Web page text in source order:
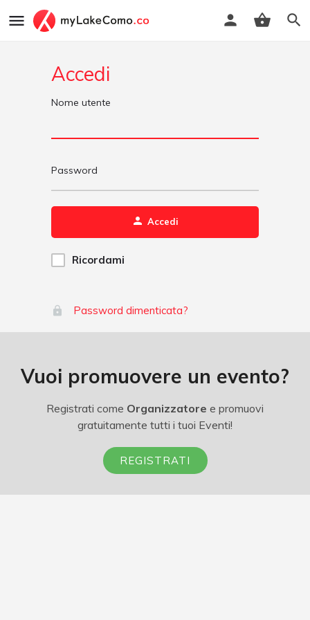
Accedi
Nome utente
Password
Accedi
Ricordami
Password dimenticata?
Vuoi promuovere un evento?
Registrati come Organizzatore e promuovi
gratuitamente tutti i tuoi Eventi!
REGISTRATI